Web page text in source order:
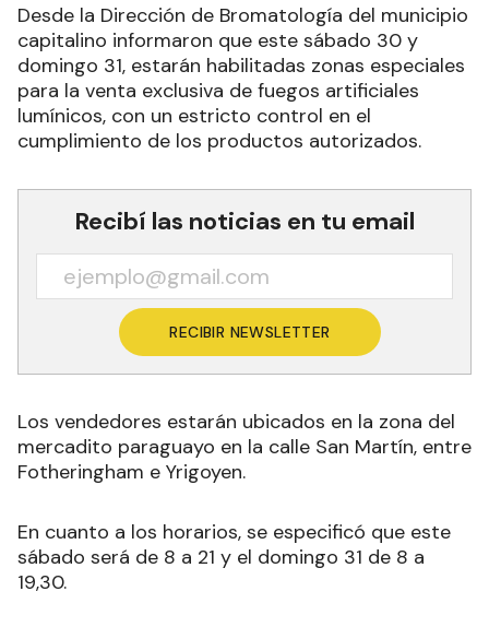
Desde la Dirección de Bromatología del municipio
capitalino informaron que este sábado 30 y
domingo 31, estarán habilitadas zonas especiales
para la venta exclusiva de fuegos artificiales
lumínicos, con un estricto control en el
cumplimiento de los productos autorizados.
Recibí las noticias en tu email
RECIBIR NEWSLETTER
Los vendedores estarán ubicados en la zona del
mercadito paraguayo en la calle San Martín, entre
Fotheringham e Yrigoyen.
En cuanto a los horarios, se especificó que este
sábado será de 8 a 21 y el domingo 31 de 8 a
19,30.